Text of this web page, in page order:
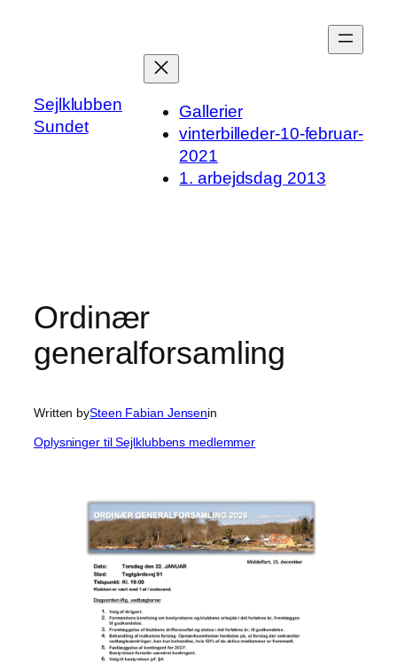
Sejlklubben
Sundet
Gallerier
vinterbilleder-10-februar-
2021
1. arbejdsdag 2013
Ordinær
generalforsamling
Written bySteen Fabian Jensenin
Oplysninger til Sejlklubbens medlemmer